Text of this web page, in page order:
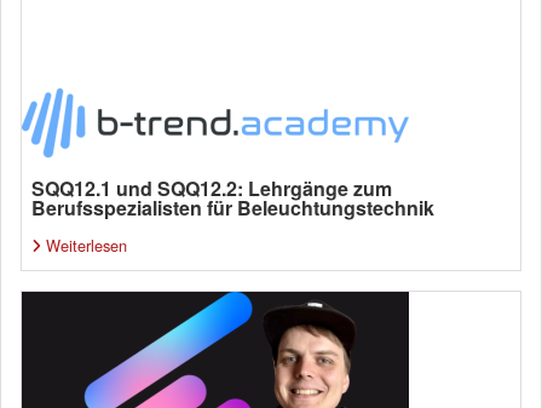
SQQ12.1 und SQQ12.2: Lehrgänge zum
Berufsspezialisten für Beleuchtungstechnik
Weiterlesen